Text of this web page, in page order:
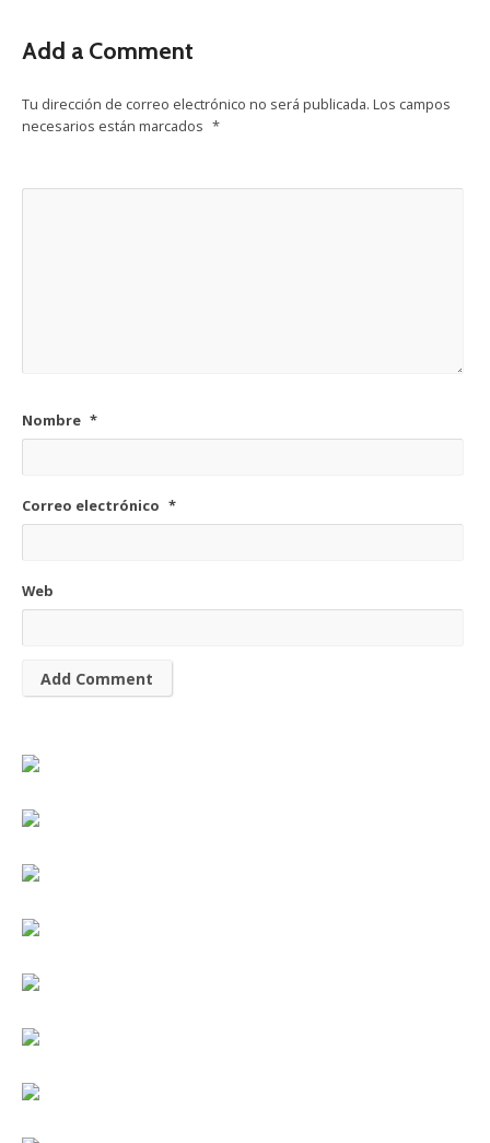
Add a Comment
Tu dirección de correo electrónico no será publicada. Los campos
necesarios están marcados *
Nombre *
Correo electrónico *
Web